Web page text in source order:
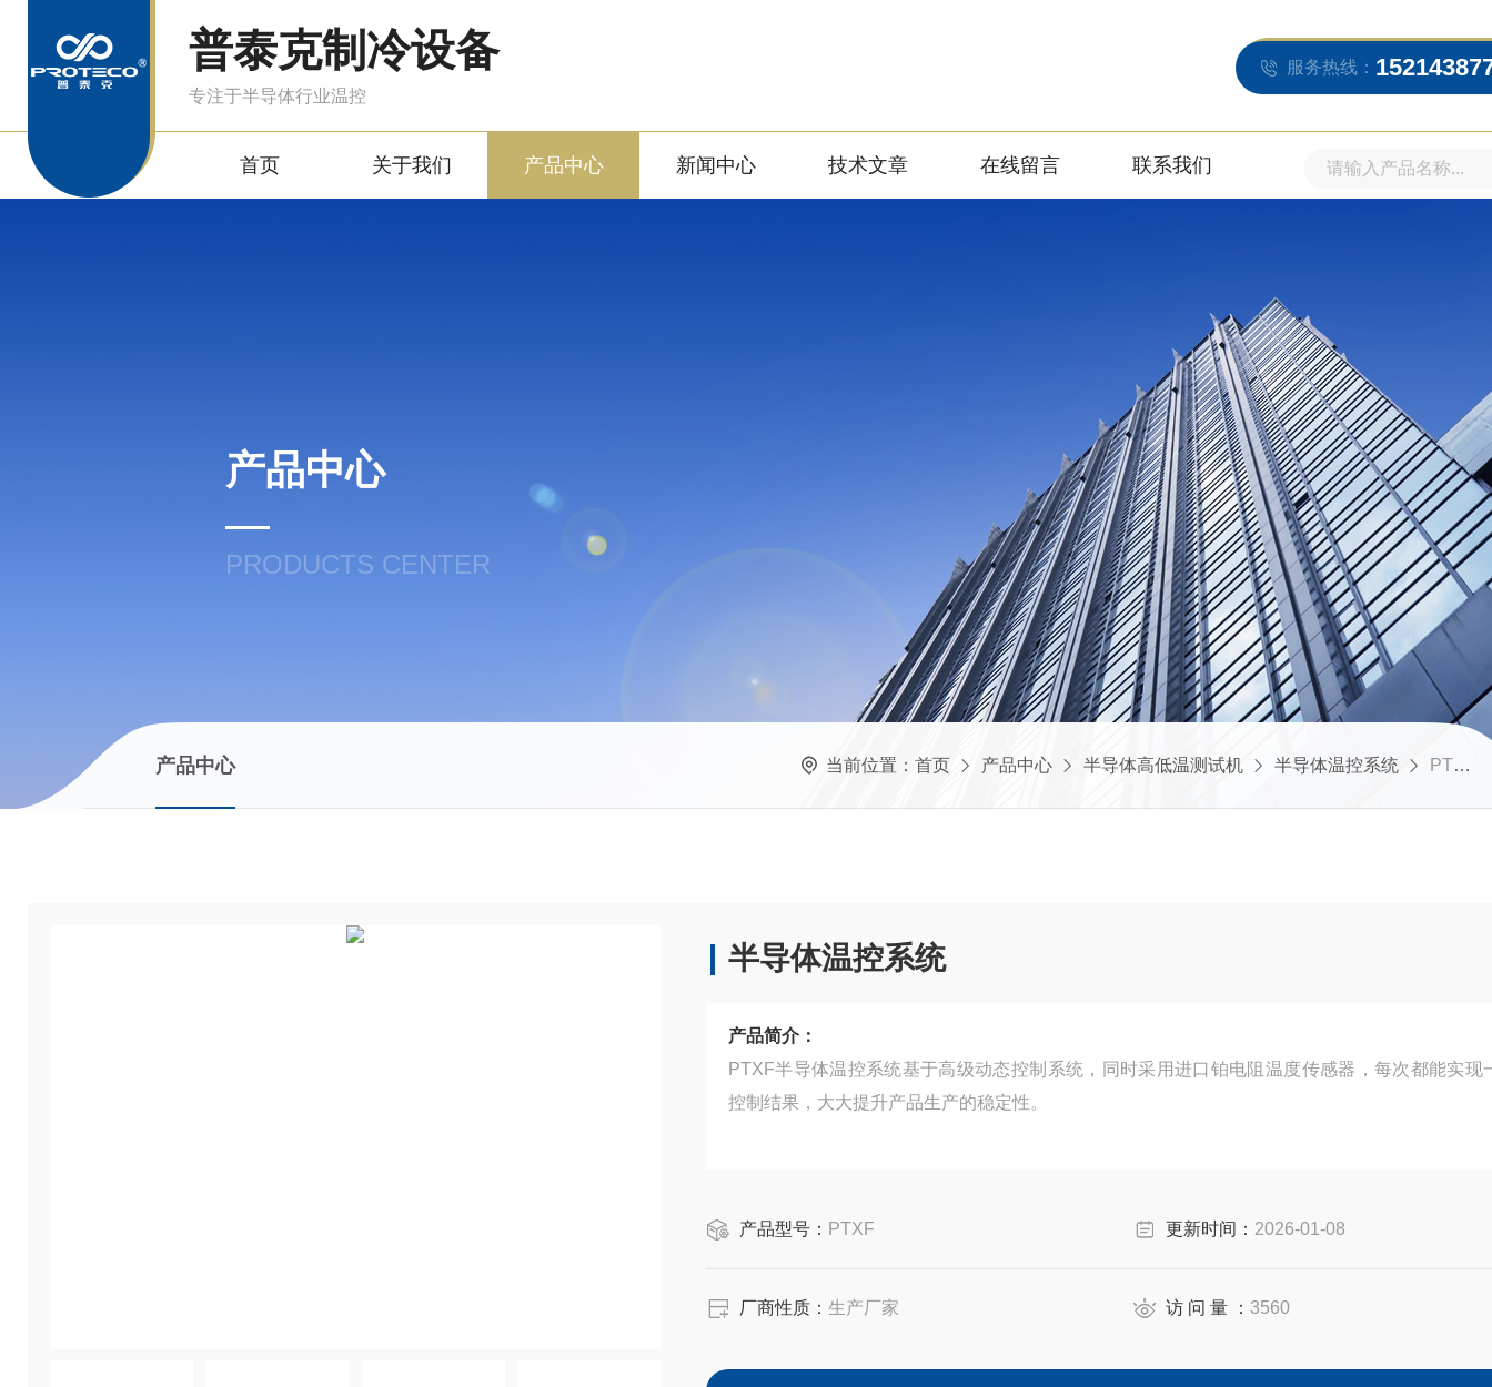
普泰克制冷设备
专注于半导体行业温控
服务热线：
首页 关于我们 产品中心 新闻中心 技术文章 在线留言 联系我们
产品中心
PRODUCTS CENTER
产品中心 当前位置： 首页 产品中心 半导体高低温测试机 半导体温控系统 PTXF半导体温控系统
半导体温控系统
产品简介：
PTXF半导体温控系统基于高级动态控制系统，同时采用进口铂电阻温度传感器，每次都能实现
控制结果，大大提升产品生产的稳定性。
产品型号： PTXF 更新时间： 2026-01-08
厂商性质： 生产厂家 访 问 量 ：3560